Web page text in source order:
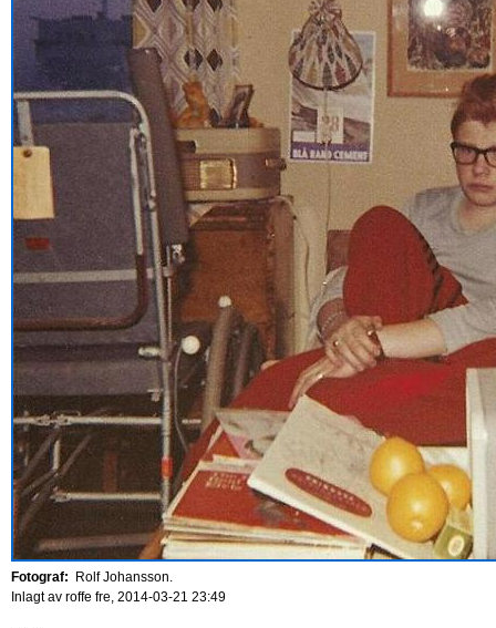
Fotograf:
Rolf Johansson.
Inlagt av roffe fre, 2014-03-21 23:49